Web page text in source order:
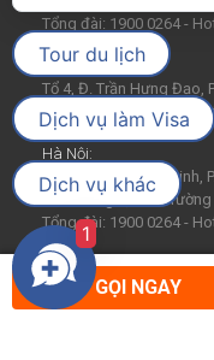
GỌI NGAY
Tổng đài: 1900 0264 -
Phú Quốc:
Tổ 4, Đ. Trần Hưng Đạo,
Tổng đài: 1900 0264 -
Hà Nội:
[VP1] 390 Trường Chinh,
[VP2] Tầng 4, 183
Tổng đài: 1900 0264 -
Hải Phòng:
246 Hai Bà Trưng, P. Lê
Tổng đài: 1900 0264 -
Tour du lịch
Dịch vụ làm Visa
Dịch vụ khác
1